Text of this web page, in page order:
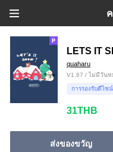
LETS IT
quaharu
V1.67 / ไม่มีวัน
การรองรับดีไซ
31THB
ส่งของขวัญ